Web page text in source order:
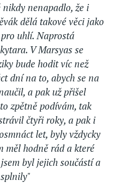
nenapadlo, že i
dělá takové věci jako
uhlí. Naprostá
V Marsyas se
bude hodit víc než
dní na to, abych se na
a pak už přišel
zpětně podívám, tak
čtyři roky, a pak i
let, byly vždycky
měl hodně rád a které
byl jejich součástí a